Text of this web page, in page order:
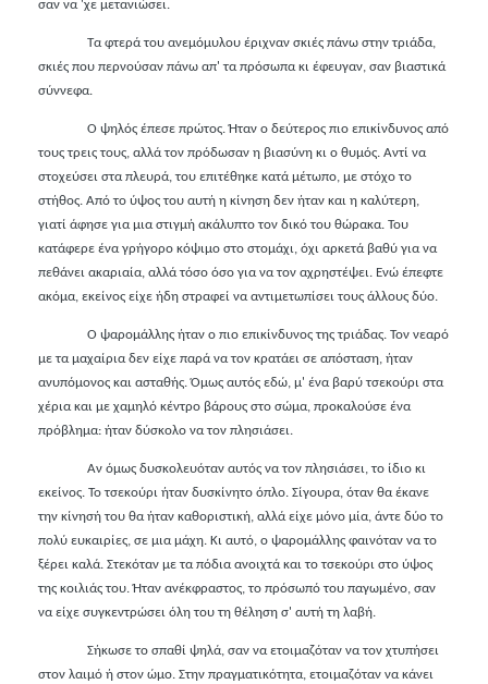
σαν να 'χε μετανιώσει.
Τα φτερά του ανεμόμυλου έριχναν σκιές πάνω στην τριάδα,
σκιές που περνούσαν πάνω απ' τα πρόσωπα κι έφευγαν, σαν βιαστικά
σύννεφα.
Ο ψηλός έπεσε πρώτος. Ήταν ο δεύτερος πιο επικίνδυνος από
τους τρεις τους, αλλά τον πρόδωσαν η βιασύνη κι ο θυμός. Αντί να
στοχεύσει στα πλευρά, του επιτέθηκε κατά μέτωπο, με στόχο το
στήθος.Από το ύψος του αυτή η κίνηση δεν ήταν και η καλύτερη,
γιατί άφησε για μια στιγμή ακάλυπτο τον δικό του θώρακα. Του
κατάφερε ένα γρήγορο κόψιμο στο στομάχι, όχι αρκετά βαθύ για να
πεθάνει ακαριαία, αλλά τόσο όσο για να τον αχρηστέψει. Ενώ έπεφτε
ακόμα, εκείνος είχε ήδη στραφεί να αντιμετωπίσει τους άλλους δύο.
Ο ψαρομάλλης ήταν ο πιο επικίνδυνος της τριάδας. Τον νεαρό
με τα μαχαίρια δεν είχε παρά να τον κρατάει σε απόσταση, ήταν
ανυπόμονος και ασταθής. Όμως αυτός εδώ, μ' ένα βαρύ τσεκούρι στα
χέρια και με χαμηλό κέντρο βάρους στο σώμα, προκαλούσε ένα
πρόβλημα: ήταν δύσκολο να τον πλησιάσει.
Αν όμως δυσκολευόταν αυτός να τον πλησιάσει, το ίδιο κι
εκείνος. Το τσεκούρι ήταν δυσκίνητο όπλο. Σίγουρα, όταν θα έκανε
την κίνησή του θα ήταν καθοριστική, αλλά είχε μόνο μία, άντε δύο το
πολύ ευκαιρίες, σε μια μάχη. Κι αυτό, ο ψαρομάλλης φαινόταν να το
ξέρει καλά. Στεκόταν με τα πόδια ανοιχτά και το τσεκούρι στο ύψος
της κοιλιάς του. Ήταν ανέκφραστος, το πρόσωπό του παγωμένο, σαν
να είχε συγκεντρώσει όλη του τη θέληση σ' αυτή τη λαβή.
Σήκωσε το σπαθί ψηλά, σαν να ετοιμαζόταν να τον χτυπήσει
στον λαιμό ή στον ώμο. Στην πραγματικότητα, ετοιμαζόταν να κάνει